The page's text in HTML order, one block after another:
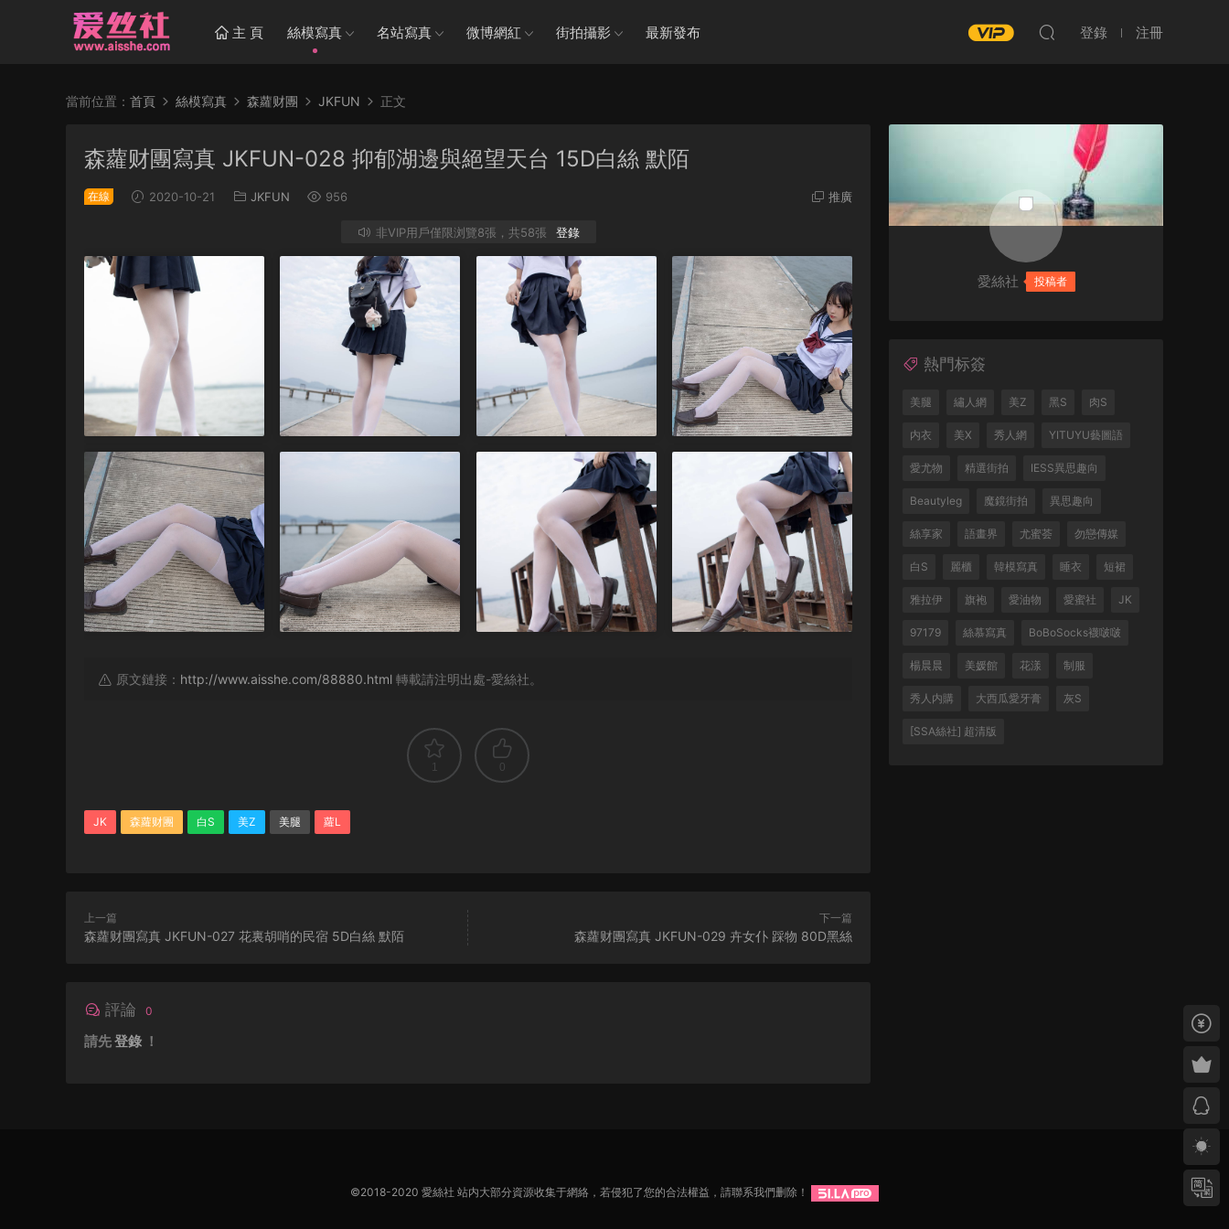
主 頁 絲模寫真 名站寫真 微博網紅 街拍攝影 最新發布 登錄 注冊
當前位置： 首頁 絲模寫真 森蘿财團 JKFUN 正文
森蘿财團寫真 JKFUN-028 抑郁湖邊與絕望天台 15D白絲 默陌
在線 2020-10-21 JKFUN 956 推廣
非VIP用戶僅限浏覽8張，共58張 登錄
原文鏈接： http://www.aisshe.com/88880.html 轉載請注明出處-愛絲社。
1 0
JK 森蘿财團 白S 美Z 美腿 蘿L
上一篇
森蘿财團寫真 JKFUN-027 花裏胡哨的民宿 5D白絲 默陌
下一篇
森蘿财團寫真 JKFUN-029 卉女仆 踩物 80D黑絲
評論 0
請先登錄 ！
愛絲社 投稿者
熱門标簽
美腿 繡人網 美Z 黑S 肉S
内衣 美X 秀人網 YITUYU藝圖語
愛尤物 精選街拍 IESS異思趣向
Beautyleg 魔鏡街拍 異思趣向
絲享家 語畫界 尤蜜荟 勿戀傳媒
白S 麗櫃 韓模寫真 睡衣 短裙
雅拉伊 旗袍 愛油物 愛蜜社 JK
97179 絲慕寫真 BoBoSocks襪啵啵
楊晨晨 美媛館 花漾 制服
秀人内購 大西瓜愛牙膏 灰S
[SSA絲社] 超清版
©2018-2020 愛絲社 站内大部分資源收集于網絡，若侵犯了您的合法權益，請聯系我們删除！